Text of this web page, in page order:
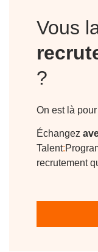
Vous
?
On est là
Échangez
Talent:
recrutement